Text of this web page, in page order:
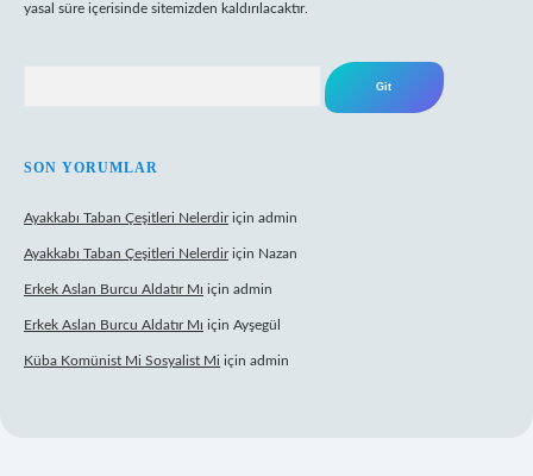
yasal süre içerisinde sitemizden kaldırılacaktır.
SON YORUMLAR
Ayakkabı Taban Çeşitleri Nelerdiriçin admin
Ayakkabı Taban Çeşitleri Nelerdiriçin Nazan
Erkek Aslan Burcu Aldatır Mı için admin
Erkek Aslan Burcu Aldatır Mı için Ayşegül
Küba Komünist Mi Sosyalist Mi için admin